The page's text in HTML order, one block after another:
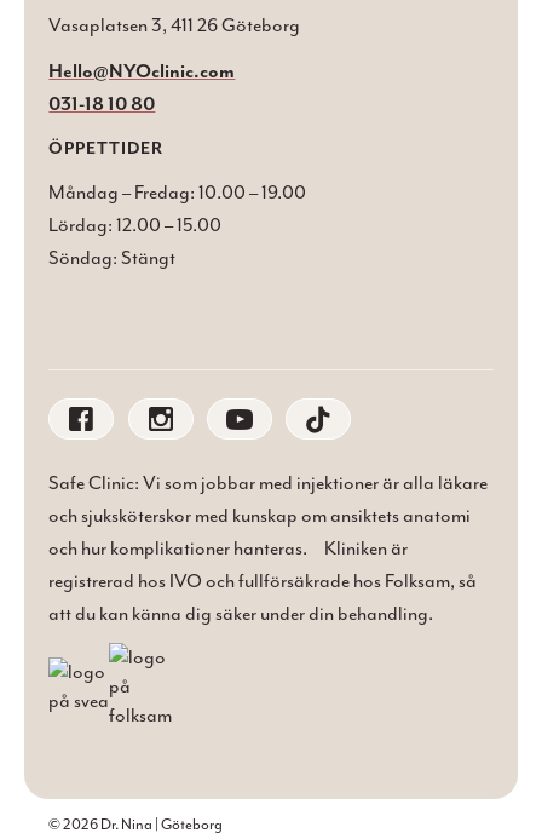
Vasaplatsen 3, 411 26 Göteborg
Hello@NYOclinic.com
031-18 10 80
ÖPPETTIDER
Måndag – Fredag: 10.00 – 19.00
Lördag: 12.00 – 15.00
Söndag: Stängt
Safe Clinic: Vi som jobbar med injektioner är alla läkare
och sjuksköterskor med kunskap om ansiktets anatomi
och hur komplikationer hanteras. Kliniken är
registrerad hos IVO och fullförsäkrade hos Folksam, så
att du kan känna dig säker under din behandling.
© 2026 Dr. Nina | Göteborg